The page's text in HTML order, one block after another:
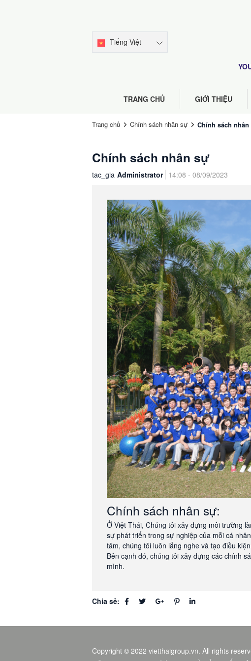
Tiếng Việt
TRANG CHỦ GIỚI THIỆU
Trang chủ Chính sách nhân sự Chính sách
Chính sách nhân sự
tac_gia Administrator 14:08 - 08/09/2023
Chính sách nhân sự:
Ở Việt Thái, Chúng tôi xây dựng môi trường
sự phát triển trong sự nghiệp của mỗi cá
tâm, chúng tôi luôn lắng nghe và tạo điều
Bên cạnh đó, chúng tôi xây dựng các chính
mình.
Chia sẻ:
Copyright © 2022 vietthaigroup.vn. All rights